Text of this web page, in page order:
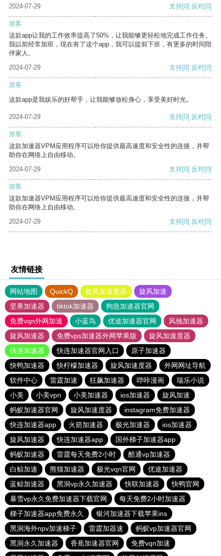
2024-07-29 支持[0] 反对[0]
游客
这款app让我的工作效率提高了50%，让我能够更轻松地完成工作任务。
我以前经常加班，现在有了这个app，我可以提前下班，有更多的时间陪
伴家人。
2024-07-29
支持[0] 反对[0]
游客
这款app是我娱乐的好帮手，让我能够放松身心，享受美好时光。
2024-07-29 支持[0] 反对[0]
游客
这款加速器VPM应用程序可以给你提供最高速度和安全性的连接，并帮
助你在网络上自由移动。
2024-07-29
支持[0] 反对[0]
游客
这款加速器VPM应用程序可以给你提供最高速度和安全性的连接，并帮
助你在网络上自由移动。
2024-07-29
支持[0] 反对[0]
友情链接
网站地图 QuickQ 旋风加速度器
旋风加速
坚果加速器
tiktok加速器
狗急加速器官网
免费vqn外网加速
小蓝鸟 优途加速器官网
风驰加速器
旋风加速器
免费vps加速器外网苹果版
旋风加速度器
快连加速器
快连加速器官网入口
原子加速器
快鸭加速器
快柠檬加速器 旋风加速度器
外网网址导航
软件中心
雷霆加速 狂飙加速器 哔咔漫画
瑞乐小说
小美
小美vpn 小美加速器 ios加速器
旋风加速
蚂蚁加速器官网
旋风加速度器
instagram免费加速器
快连加速器app
火箭加速器 极光加速器
ios加速器
旋风加速器
快连加速器app
国外梯子加速器app
蚂蚁加速器
雷霆每天免费2小时
酷通vp加速器
白鲸加速
熊猫加速器 极光vqn官网
优途加速器
蓝鲸加速器
黑洞vp永久加速器 快联加速器
快鸭官网
暴雪vp永久免费加速器下载官网
每天免费2小时加速器
梯子加速器app免费永久
银河加速器下载苹果ins
黑洞海外npv加速梯子
雷霆加器速
蚂蚁vp加速器官网
黑洞永久加速器
香蕉加速器官网
免费vqn加速